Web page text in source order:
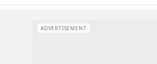
ADVERTISEMENT